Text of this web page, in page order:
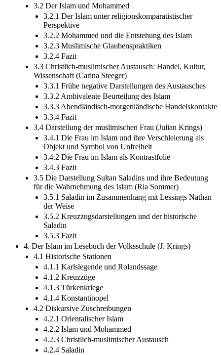
3.2 Der Islam und Mohammed
3.2.1 Der Islam unter religionskomparatistischer
Perspektive
3.2.2 Mohammed und die Entstehung des Islam
3.2.3 Muslimische Glaubenspraktiken
3.2.4 Fazit
3.3 Christlich-muslimischer Austausch: Handel, Kultur,
Wissenschaft (Carina Steeger)
3.3.1 Frühe negative Darstellungen des Austausches
3.3.2 Ambivalente Beurteilung des Islam
3.3.3 Abendländisch-morgenländische Handelskontakte
3.3.4 Fazit
3.4 Darstellung der muslimischen Frau (Julian Krings)
3.4.1 Die Frau im Islam und ihre Verschleierung als
Objekt und Symbol von Unfreiheit
3.4.2 Die Frau im Islam als Kontrastfolie
3.4.3 Fazit
3.5 Die Darstellung Sultan Saladins und ihre Bedeutung
für die Wahrnehmung des Islam (Ria Sommer)
3.5.1 Saladin im Zusammenhang mit Lessings Nathan
der Weise
3.5.2 Kreuzzugsdarstellungen und der historische
Saladin
3.5.3 Fazit
4. Der Islam im Lesebuch der Volksschule (J. Krings)
4.1 Historische Stationen
4.1.1 Karlslegende und Rolandssage
4.1.2 Kreuzzüge
4.1.3 Türkenkriege
4.1.4 Konstantinopel
4.2 Diskursive Zuschreibungen
4.2.1 Orientalischer Islam
4.2.2 Islam und Mohammed
4.2.3 Christlich-muslimischer Austausch
4.2.4 Saladin